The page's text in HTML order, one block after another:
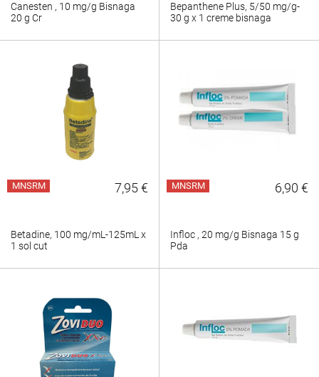
Canesten , 10 mg/g Bisnaga
20 g Cr
Bepanthene Plus, 5/50 mg/g-
30 g x 1 creme bisnaga
MNSRM 7,95 €
Betadine, 100 mg/mL-125mL x
1 sol cut
MNSRM 6,90 €
Infloc , 20 mg/g Bisnaga 15 g
Pda